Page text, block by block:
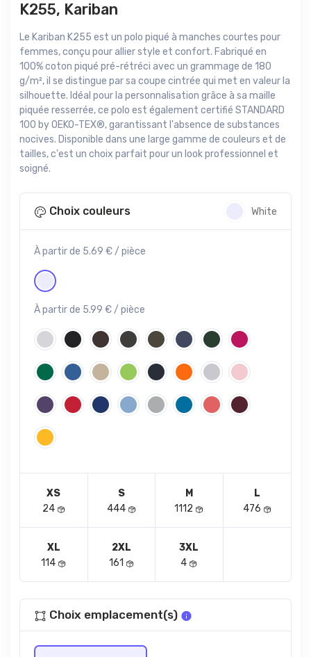
K255, Kariban
Le Kariban K255 est un polo piqué à manches courtes pour
femmes, conçu pour allier style et confort. Fabriqué en
100% coton piqué pré-rétréci avec un grammage de 180
g/m², il se distingue par sa coupe cintrée qui met en valeur la
silhouette. Idéal pour la personnalisation grâce à sa maille
piquée resserrée, ce polo est également certifié STANDARD
100 by OEKO-TEX®, garantissant l'absence de substances
nocives. Disponible dans une large gamme de couleurs et de
tailles, c'est un choix parfait pour un look professionnel et
soigné.
Choix couleurs White
À partir de 5.69 € / pièce
À partir de 5.99 € / pièce
XS
24
S
444
M
1112
L
476
XL
114
2XL
161
3XL
4
Choix emplacement(s)